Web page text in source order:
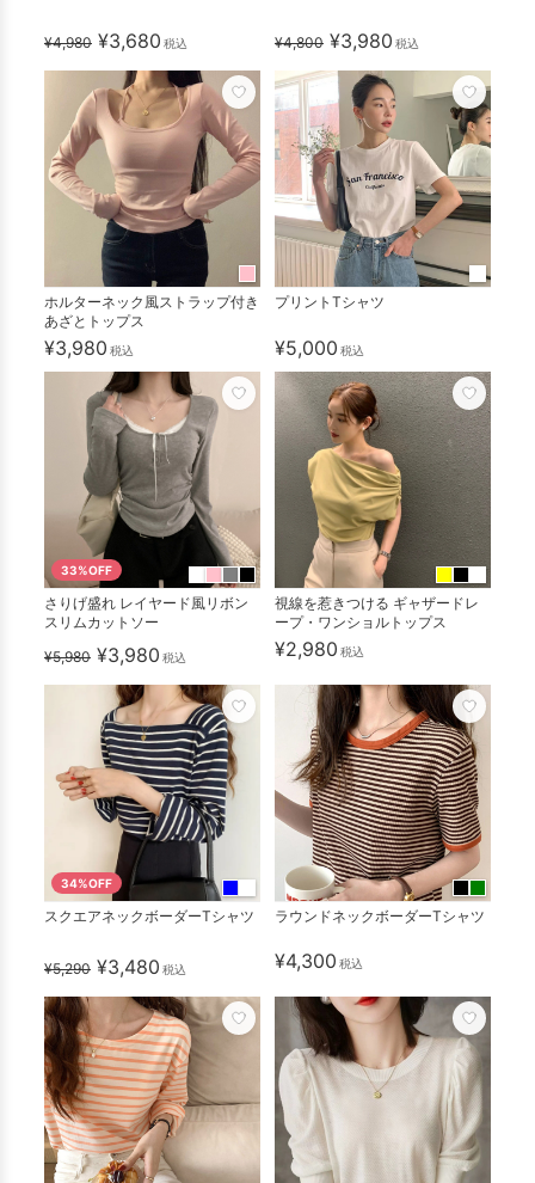
¥4,980 ¥3,680 税込 ¥4,800 ¥3,980 税込
ホルターネック風ストラップ付き
あざとトップス
¥3,980 税込
プリントTシャツ
¥5,000 税込
33%OFF
さりげ盛れ レイヤード風リボン
スリムカットソー
¥5,980 ¥3,980 税込
視線を惹きつける ギャザードレ
ープ・ワンショルトップス
¥2,980 税込
34%OFF
スクエアネックボーダーTシャツ
¥5,290 ¥3,480 税込
ラウンドネックボーダーTシャツ
¥4,300 税込